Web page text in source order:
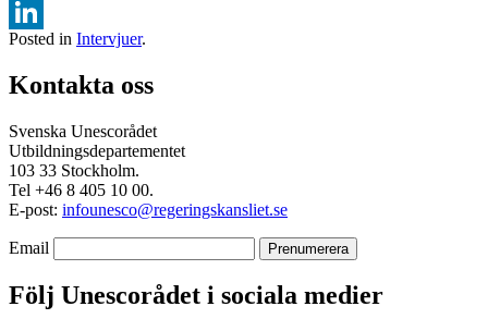
Facebook
LinkedIn
Posted in Intervjuer.
Kontakta oss
Svenska Unescorådet
Utbildningsdepartementet
103 33 Stockholm.
Tel +46 8 405 10 00.
E-post: infounesco@regeringskansliet.se
Email
Följ Unescorådet i sociala medier